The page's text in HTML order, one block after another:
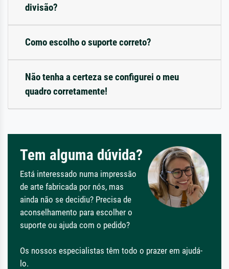
divisão?
Como escolho o suporte correto?
Não tenha a certeza se configurei o meu
quadro corretamente!
Tem alguma dúvida?
Está interessado numa impressão
de arte fabricada por nós, mas
ainda não se decidiu? Precisa de
aconselhamento para escolher o
suporte ou ajuda com o pedido?
Os nossos especialistas têm todo o prazer em ajudá-
lo.